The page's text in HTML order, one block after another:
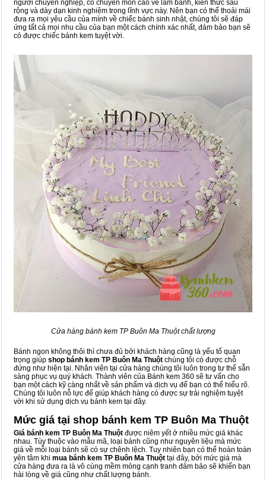
người chuyên nghiệp, có chuyên môn cao về làm bánh, kiến thức sâu
rộng và dày dạn kinh nghiệm trong lĩnh vực này. Nên bạn có thể thoải mái
đưa ra mọi yêu cầu của mình về chiếc bánh sinh nhật, chúng tôi sẽ đáp
ứng tất cả mọi nhu cầu của bạn một cách chính xác nhất, đảm bảo bạn sẽ
có được chiếc bánh kem tuyệt vời.
Cửa hàng bánh kem TP Buôn Ma Thuột chất lượng
Bánh ngon không thôi thì chưa đủ bởi khách hàng cũng là yếu tố quan
trọng giúp shop bánh kem TP Buôn Ma Thuột chúng tôi có được chỗ
đứng như hiện tại. Nhân viên tại cửa hàng chúng tôi luôn trong tư thế sẵn
sàng phục vụ quý khách. Thành viên của Bánh kem 360 sẽ tư vấn cho
bạn một cách kỹ càng nhất về sản phẩm và dịch vụ để bạn có thể hiểu rõ.
Chúng tôi luôn nỗ lực để giúp khách hàng có được sự trải nghiệm tuyệt
vời khi sử dụng dịch vụ bánh kem tại đây.
Mức giá tại shop bánh kem TP Buôn Ma Thuột
Giá bánh kem TP Buôn Ma Thuột được niêm yết ở nhiều mức giá khác
nhau. Tùy thuộc vào mẫu mã, loại bánh cũng như nguyên liệu mà mức
giá về mỗi loại bánh sẽ có sự chênh lệch. Tuy nhiên bạn có thể hoàn toàn
yên tâm khi mua bánh kem TP Buôn Ma Thuột tại đây, bởi mức giá mà
cửa hàng đưa ra là vô cùng mềm mỏng cạnh tranh đảm bảo sẽ khiến bạn
hài lòng về giá cũng như chất lượng bánh.